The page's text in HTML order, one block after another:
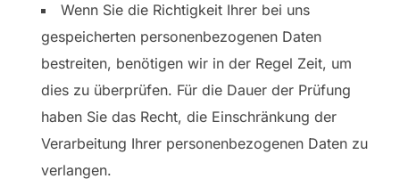
Wenn Sie die Richtigkeit Ihrer bei uns
gespeicherten personenbezogenen Daten
bestreiten, benötigen wir in der Regel Zeit, um
dies zu überprüfen. Für die Dauer der Prüfung
haben Sie das Recht, die Einschränkung der
Verarbeitung Ihrer personenbezogenen Daten zu
verlangen.